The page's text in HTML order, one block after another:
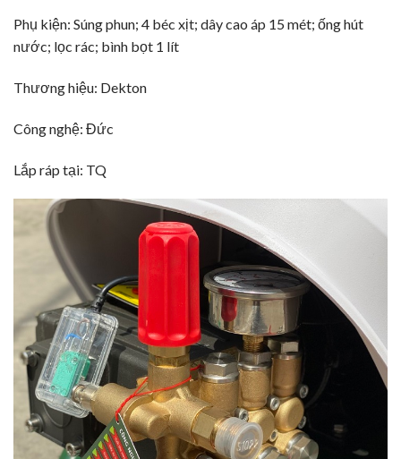
Phụ kiện: Súng phun; 4 béc xịt; dây cao áp 15 mét; ống hút
nước; lọc rác; bình bọt 1 lít
Thương hiệu: Dekton
Công nghệ: Đức
Lắp ráp tại: TQ